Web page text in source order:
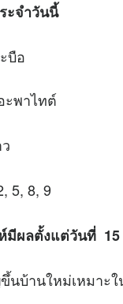
ะจำวันนี้
บือ
พาไทต์
8, 9
มีผลตั้งแต่วันที่
ขึ้นบ้านใหม่เห